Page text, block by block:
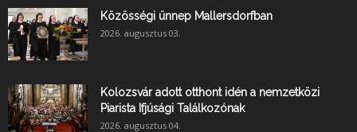
Közösségi ünnep Mallersdorfban
2026. augusztus 03.
Kolozsvár adott otthont idén a nemzetközi
Piarista Ifjúsági Találkozónak
2026. augusztus 04.